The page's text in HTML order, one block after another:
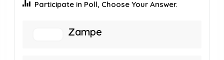
Participate in Poll, Choose Your Answer.
Zampe